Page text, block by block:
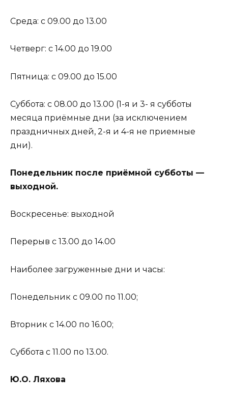
Среда: с 09.00 до 13.00
Четверг: с 14.00 до 19.00
Пятница: с 09.00 до 15.00
Суббота: с 08.00 до 13.00 (1-я и 3- я субботы
месяца приёмные дни (за исключением
праздничных дней, 2-я и 4-я не приемные
дни).
Понедельник после приёмной субботы —
выходной.
Воскресенье: выходной
Перерыв с 13.00 до 14.00
Наиболее загруженные дни и часы:
Понедельник с 09.00 по 11.00;
Вторник с 14.00 по 16.00;
Суббота с 11.00 по 13.00.
Ю.О. Ляхова